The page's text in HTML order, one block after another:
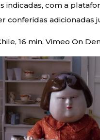
indicadas, com a
conferidas adicionadas
16 min, Vimeo On